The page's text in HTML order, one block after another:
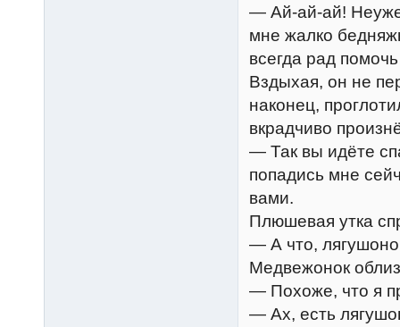
— Ай-ай-ай!
мне жалко
всегда рад
Вздыхая, он не
наконец,
вкрадчиво
— Так вы идёте
попадись мне
вами.
Плюшевая утка
— А что,
Медвежонок
— Похоже, что я
— Ах, есть